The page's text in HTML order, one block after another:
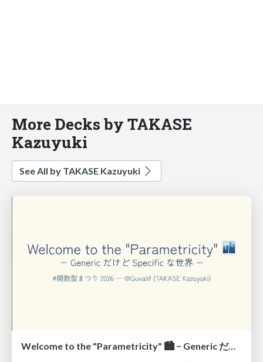
More Decks by TAKASE
Kazuyuki
See All by TAKASE Kazuyuki
Welcome to the "Parametricity" 🏙️ − Generic だけど Specific な世界 −